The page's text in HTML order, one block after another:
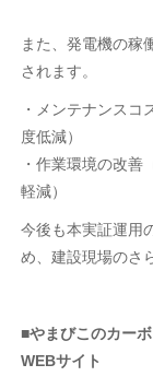
また、発電機の稼
されます。
・メンテナンス
度低減）
・作業環境の改善
軽減）
今後も本実証運用
め、建設現場のさ
■やまびこのカー
WEBサイト